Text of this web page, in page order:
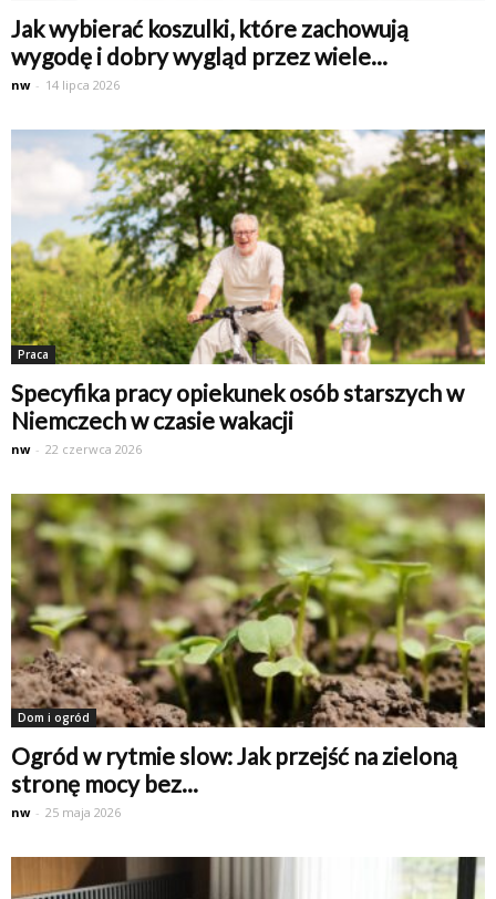
Jak wybierać koszulki, które zachowują
wygodę i dobry wygląd przez wiele...
nw - 14 lipca 2026
Praca
Specyfika pracy opiekunek osób starszych w
Niemczech w czasie wakacji
nw - 22 czerwca 2026
Dom i ogród
Ogród w rytmie slow: Jak przejść na zieloną
stronę mocy bez...
nw - 25 maja 2026